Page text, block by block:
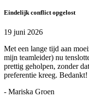
Eindelijk conflict opgelost
19 juni 2026
Met een lange tijd aan
mijn teamleider) nu
prettig geholpen, zonder
preferentie kreeg. Bedankt!
- Mariska Groen